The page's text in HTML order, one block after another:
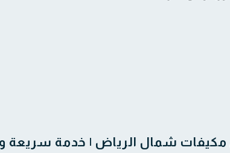
شمال الرياض | خدمة سريعة